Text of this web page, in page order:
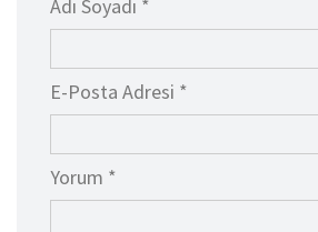
Adı Soyadı *
E-Posta Adresi *
Yorum *